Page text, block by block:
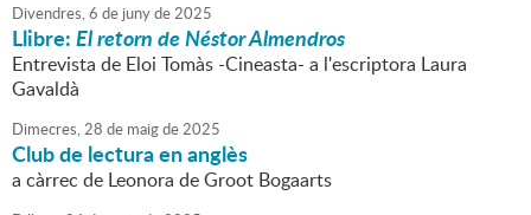
Divendres,6 de junyde2025
Llibre:El retorn de Néstor Almendros
Entrevista de Eloi Tomàs -Cineasta- a l'escriptora Laura
Gavaldà
Dimecres,28 de maigde2025
Club de lectura en anglès
a càrrec de Leonora de Groot Bogaarts